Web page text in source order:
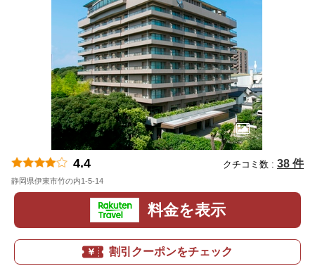
4.4 クチコミ数 : 38 件
静岡県伊東市竹の内1-5-14
料金を表示
割引クーポンをチェック